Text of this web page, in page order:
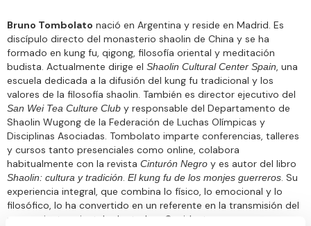
Bruno Tombolato nació en Argentina y reside en Madrid. Es
discípulo directo del monasterio shaolin de China y se ha
formado en kung fu, qigong, filosofía oriental y meditación
budista. Actualmente dirige el Shaolin Cultural Center Spain, una
escuela dedicada a la difusión del kung fu tradicional y los
valores de la filosofía shaolin. También es director ejecutivo del
San Wei Tea Culture Club y responsable del Departamento de
Shaolin Wugong de la Federación de Luchas Olímpicas y
Disciplinas Asociadas. Tombolato imparte conferencias, talleres
y cursos tanto presenciales como online, colabora
habitualmente con la revista Cinturón Negro y es autor del libro
Shaolin: cultura y tradición. El kung fu de los monjes guerreros. Su
experiencia integral, que combina lo físico, lo emocional y lo
filosófico, lo ha convertido en un referente en la transmisión del
pensamiento oriental adaptado a Occidente.